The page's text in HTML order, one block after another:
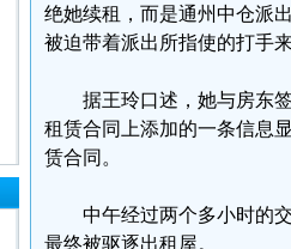
绝她续租，而是通州中仓派
被迫带着派出所指使的打手
据王玲口述，她与房东
租赁合同上添加的一条信息
赁合同。
中午经过两个多小时的
最终被驱逐出租屋。